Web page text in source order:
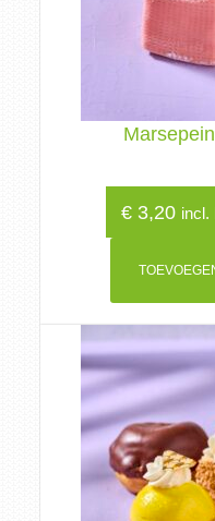
€3,20 incl.